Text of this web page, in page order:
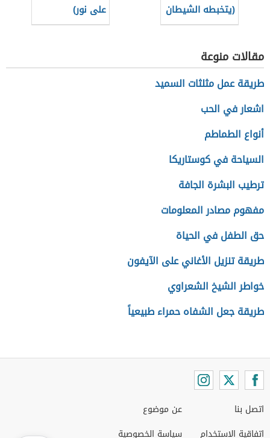
(يتخبطه الشيطان
من المس)
على نور)
مقالات منوعة
طريقة عمل مثلثات السميد
اشعار في الحب
أنواع الطماطم
السياحة في كوستاريكا
ترطيب البشرة الجافة
مفهوم مصادر المعلومات
حق الطفل في الحياة
طريقة تنزيل الأغاني على الآيفون
خواطر الشيخ الشعراوي
طريقة جعل الشفاه حمراء طبيعياً
اتصل بنا
اتفاقية الاستخدام
عن موضوع
سياسة الخصوصية